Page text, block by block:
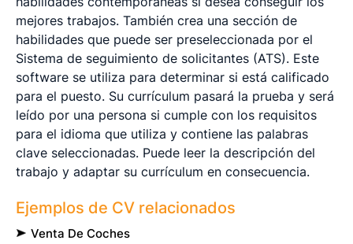
mejores trabajos. También crea una sección de
habilidades que puede ser preseleccionada por el
Sistema de seguimiento de solicitantes (ATS). Este
software se utiliza para determinar si está calificado
para el puesto. Su currículum pasará la prueba y será
leído por una persona si cumple con los requisitos
para el idioma que utiliza y contiene las palabras
clave seleccionadas. Puede leer la descripción del
trabajo y adaptar su currículum en consecuencia.
Ejemplos de CV relacionados
Venta De Coches